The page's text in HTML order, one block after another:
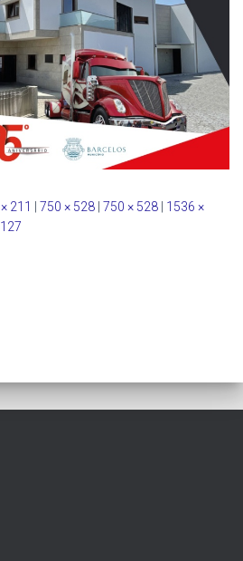
211 750 × 528 750 × 528
1536 ×